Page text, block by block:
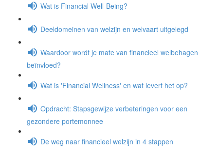
Wat is Financial Well-Being?
Deeldomeinen van welzijn en welvaart uitgelegd
Waardoor wordt je mate van financieel welbehagen
beïnvloed?
Wat is 'Financial Wellness' en wat levert het op?
Opdracht: Stapsgewijze verbeteringen voor een
gezondere portemonnee
De weg naar financieel welzijn in 4 stappen